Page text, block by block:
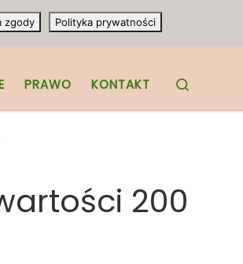
PRAWO KONTAKT
200
zgody Polityka prywatności